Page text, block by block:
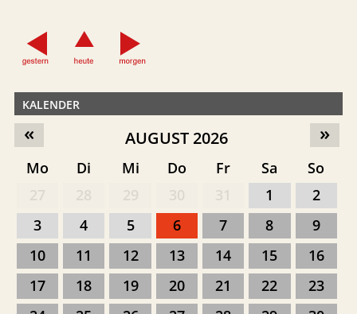
KALENDER
»
« AUGUST 2026
Mo Di Mi Do Fr Sa
So
1
2
3
4 5 6 7 8
9
10
11 12 13 14 15
16
17
18 19 20 21 22
23